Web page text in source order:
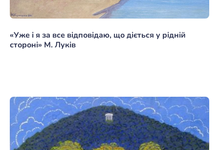
«Уже і я за все відповідаю, що діється у рідній
стороні» М. Луків